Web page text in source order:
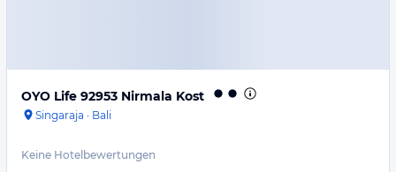
OYO Life 92953 Nirmala Kost
Singaraja · Bali
Keine Hotelbewertungen